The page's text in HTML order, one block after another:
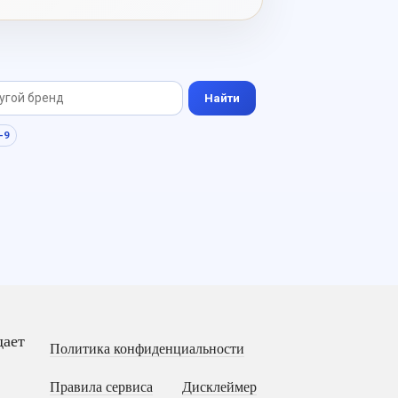
Найти
9
Политика конфиденциальности
Правила сервиса Дисклеймер